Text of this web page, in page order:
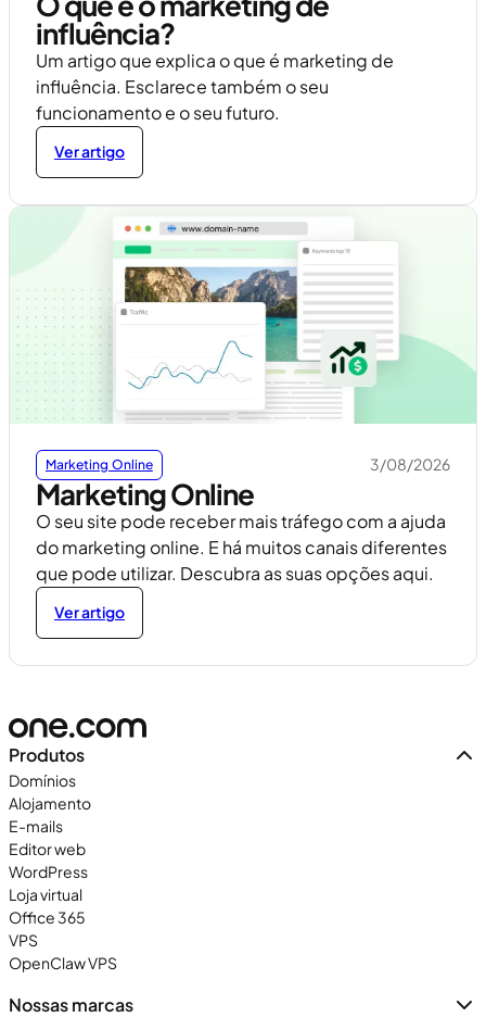
influência?
Um artigo que explica o que é marketing de
influência. Esclarece também o seu
funcionamento e o seu futuro.
Ver artigo
Marketing Online 3/08/2026
Marketing Online
O seu site pode receber mais tráfego com a ajuda
do marketing online. E há muitos canais diferentes
que pode utilizar. Descubra as suas opções aqui.
Ver artigo
Produtos
Domínios
Alojamento
E-mails
Editor web
WordPress
Loja virtual
Office 365
VPS
OpenClaw VPS
Nossas marcas